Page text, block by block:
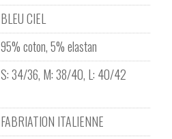
BLEU CIEL
95% coton, 5% elastan
S: 34/36, M: 38/40, L: 40/42
FABRIATION ITALIENNE